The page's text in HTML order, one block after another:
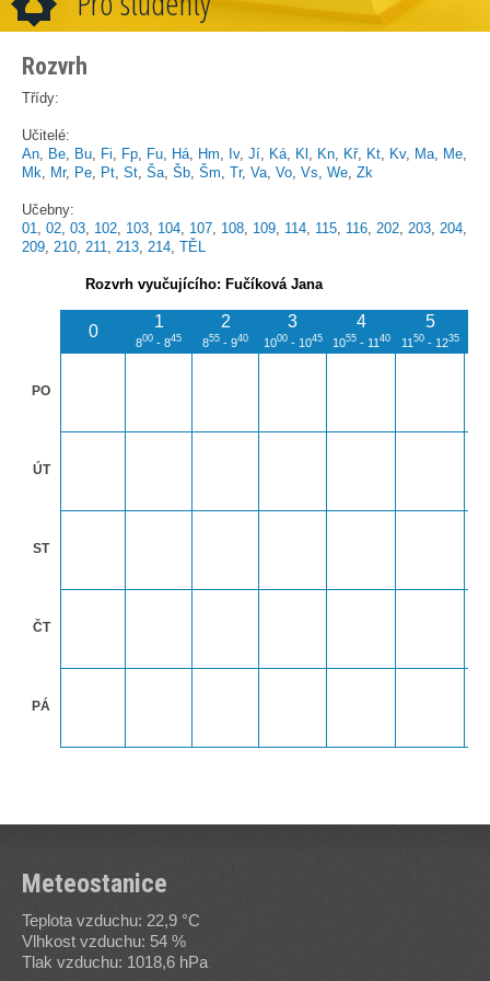
Rozvrh
Třídy:
Učitelé:
An, Be, Bu, Fi, Fp, Fu, Há, Hm, Iv, Jí, Ká, Kl , Kn, Kř, Kt, Kv, Ma, Me,
Mk, Mr, Pe, Pt, St, Ša, Šb, Šm, Tr, Va, Vo, Vs, We, Zk
Učebny:
01, 02, 03, 102, 103, 104, 107, 108, 109, 114, 115, 116, 202, 203, 204,
209, 210, 211, 213, 214, TĚL
Rozvrh vyučujícího: Fučíková Jana
0
1
800 - 845
2
855 - 940
3
1000- 1045
4
1055- 11 40
5
11 50- 1235
PO
ÚT
ST
ČT
PÁ
Meteostanice
Teplota vzduchu: 22,9 °C
Vlhkost vzduchu: 54 %
Tlak vzduchu: 1018,6 hPa